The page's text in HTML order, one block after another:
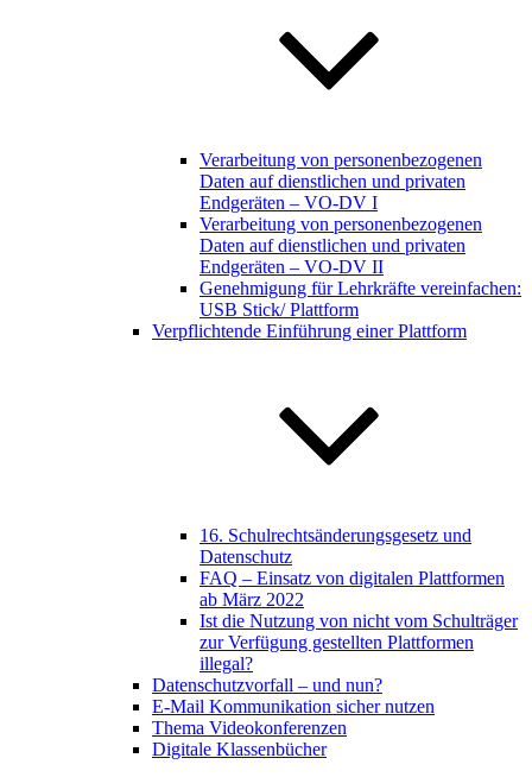
Verarbeitung von personenbezogenen
Daten auf dienstlichen und privaten
Endgeräten – VO-DV I
Verarbeitung von personenbezogenen
Daten auf dienstlichen und privaten
Endgeräten – VO-DV II
Genehmigung für Lehrkräfte vereinfachen:
USB Stick/ Plattform
Verpflichtende Einführung einer Plattform
16. Schulrechtsänderungsgesetz und
Datenschutz
FAQ – Einsatz von digitalen Plattformen
ab März 2022
Ist die Nutzung von nicht vom Schulträger
zur Verfügung gestellten Plattformen
illegal?
Datenschutzvorfall – und nun?
E-Mail Kommunikation sicher nutzen
Thema Videokonferenzen
Digitale Klassenbücher